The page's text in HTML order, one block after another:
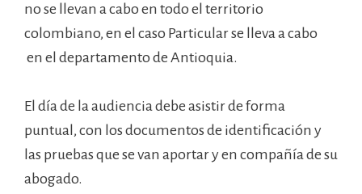
no se llevan a cabo en todo el territorio
colombiano, en el caso Particular se lleva a cabo
en el departamento de Antioquia.
El día de la audiencia debe asistir de forma
puntual, con los documentos de identificación y
las pruebas que se van aportar y en compañía de su
abogado.